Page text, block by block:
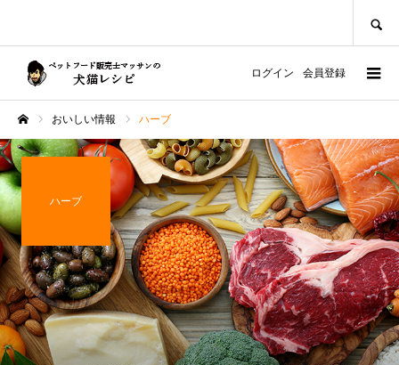
ログイン 会員登録
おいしい情報 ハーブ
ハーブ